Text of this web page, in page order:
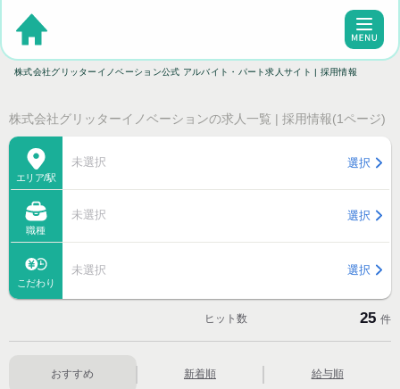
株式会社グリッターイノベーション公式 アルバイト・パート求人サイト | 採用情報
株式会社グリッターイノベーションの求人一覧 | 採用情報(1ページ)
エリア/駅
未選択 選択
職種
未選択 選択
こだわり
未選択 選択
ヒット数 25 件
おすすめ 新着順 給与順